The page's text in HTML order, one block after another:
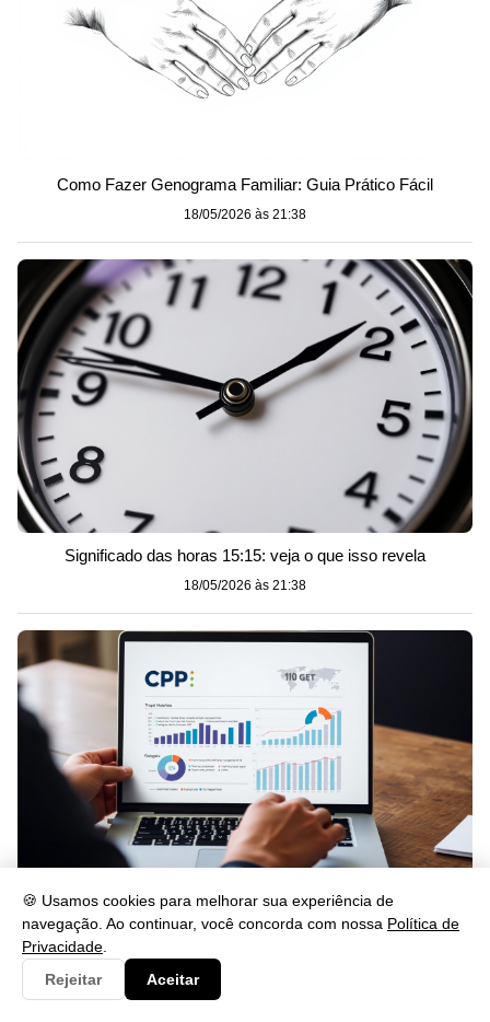
🍪 Usamos cookies para melhorar sua experiência de
navegação. Ao continuar, você concorda com nossa Política de
Privacidade
Rejeitar
Aceitar
Como Fazer Genograma Familiar: Guia Prático Fácil
18/05/2026 às 21:38
Significado das horas 15:15: veja o que isso revela
18/05/2026 às 21:38
Como Saber Quem Consultou Meu CPF Grátis em 2026
18/05/2026 às 21:37